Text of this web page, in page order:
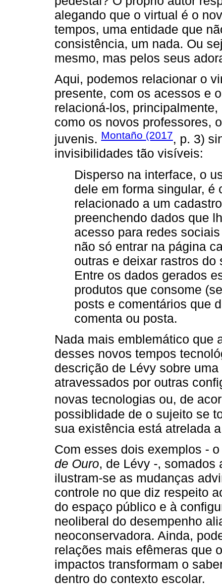
alegando que o virtual é o
tempos, uma entidade que
consistência, um nada. Ou
mesmo, mas pelos seus
Aqui, podemos relacionar o
presente, com os acessos e
relacioná-los,
como os novos professores,
juvenis. Montaño (2017, p. 3)
invisibilidades tão visíveis:
Disperso na interface, o
dele em forma singular, é
relacionado a um
preenchendo dados que
acesso para redes
não só entrar na página
outras e deixar rastros
Entre os dados gerados
produtos que consome
posts e comentários que
comenta ou posta.
Nada mais emblemático que
desses novos tempos
descrição de Lévy sobre
atravessados por outras
novas tecnologias ou, de
possiblidade de o sujeito se
sua existência está atrelada
Com esses dois exemplos -
de Ouro, de Lévy -, somados
ilustram-se as mudanças
controle no que diz respeito
do espaço público e à
neoliberal do desempenho
neoconservadora. Ainda,
relações mais efêmeras que
impactos transformam o
dentro do contexto escolar.